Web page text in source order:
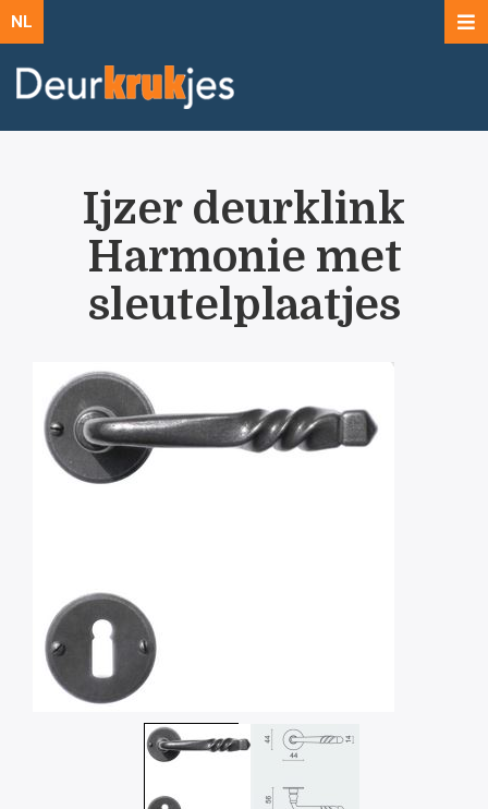
NL
Ijzer deurklink
Harmonie met
sleutelplaatjes